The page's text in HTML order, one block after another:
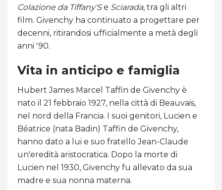
Colazione da Tiffany'Se Sciarada, tra gli altri
film. Givenchy ha continuato a progettare per
decenni, ritirandosi ufficialmente a metà degli
anni '90.
Vita in anticipo e famiglia
Hubert James Marcel Taffin de Givenchy è
nato il 21 febbraio 1927, nella città di Beauvais,
nel nord della Francia. I suoi genitori, Lucien e
Béatrice (nata Badin) Taffin de Givenchy,
hanno dato a lui e suo fratello Jean-Claude
un'eredità aristocratica. Dopo la morte di
Lucien nel 1930, Givenchy fu allevato da sua
madre e sua nonna materna.